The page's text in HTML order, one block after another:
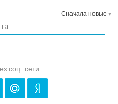
Сначала новые
соц. сети